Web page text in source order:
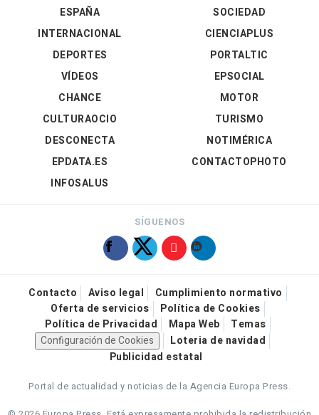
ESPAÑA
INTERNACIONAL
DEPORTES
VÍDEOS
SOCIEDAD
CIENCIAPLUS
PORTALTIC
EPSOCIAL
CHANCE
CULTURAOCIO
DESCONECTA
EPDATA.ES
INFOSALUS
MOTOR
TURISMO
NOTIMÉRICA
CONTACTOPHOTO
SÍGUENOS
Contacto Aviso legal
Cumplimiento normativo
Oferta de servicios
Política de Cookies
Política de Privacidad
Mapa Web
Temas
Configuración de Cookies
Loteria de navidad
Publicidad estatal
Portal de actualidad y noticias de la Agencia Europa Press.